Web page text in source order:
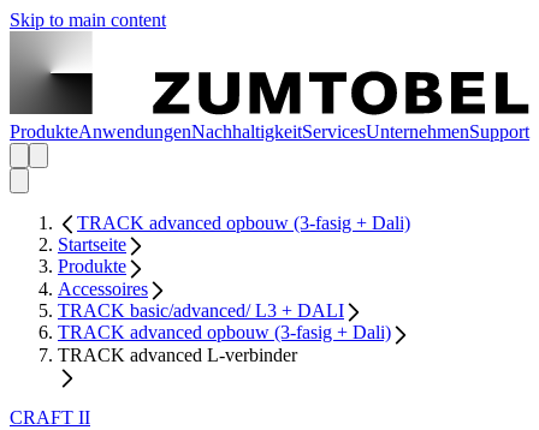
Skip to main content
ProdukteAnwendungenNachhaltigkeitServicesUnternehmenSupport
TRACK advanced opbouw (3-fasig + Dali)
Startseite
Produkte
Accessoires
TRACK basic/advanced/ L3 + DALI
TRACK advanced opbouw (3-fasig + Dali)
TRACK advanced L-verbinder
CRAFT II